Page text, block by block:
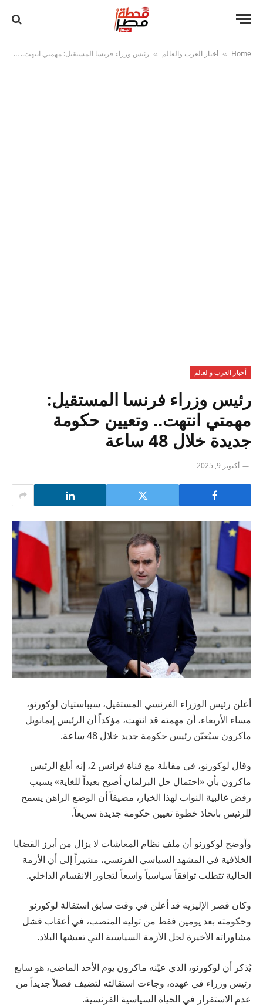
Home
» أخبار العرب والعالم » رئيس وزراء فرنسا المستقيل: مهمتي انتهت.. وتعيين حكومة جديدة خلال 48 ساعة
أخبار العرب والعالم
رئيس وزراء فرنسا المستقيل:
مهمتي انتهت.. وتعيين حكومة
جديدة خلال 48 ساعة
أكتوبر 9, 2025
أعلن رئيس الوزراء الفرنسي المستقيل، سيباستيان لوكورنو،
مساء الأربعاء، أن مهمته قد انتهت، مؤكداً أن الرئيس إيمانويل
ماكرون سيُعيّن رئيس حكومة جديد خلال 48 ساعة.
وقال لوكورنو، في مقابلة مع قناة فرانس 2، إنه أبلغ الرئيس
ماكرون بأن «احتمال حل البرلمان أصبح بعيداً للغاية» بسبب
رفض غالبية النواب لهذا الخيار، مضيفاً أن الوضع الراهن يسمح
للرئيس باتخاذ خطوة تعيين حكومة جديدة سريعاً.
وأوضح لوكورنو أن ملف نظام المعاشات لا يزال من أبرز القضايا
الخلافية في المشهد السياسي الفرنسي، مشيراً إلى أن الأزمة
الحالية تتطلب توافقاً سياسياً واسعاً لتجاوز الانقسام الداخلي.
وكان قصر الإليزيه قد أعلن في وقت سابق استقالة لوكورنو
وحكومته بعد يومين فقط من توليه المنصب، في أعقاب فشل
مشاوراته الأخيرة لحل الأزمة السياسية التي تعيشها البلاد.
يُذكر أن لوكورنو، الذي عيّنه ماكرون يوم الأحد الماضي، هو سابع
رئيس وزراء في عهده، وجاءت استقالته لتضيف فصلاً جديداً من
عدم الاستقرار في الحياة السياسية الفرنسية.